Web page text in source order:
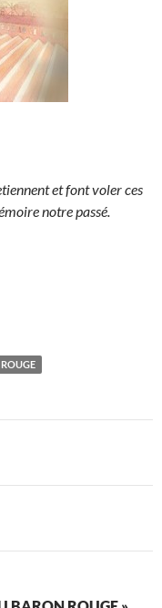
et font voler ces
notre passé.
ROUGE